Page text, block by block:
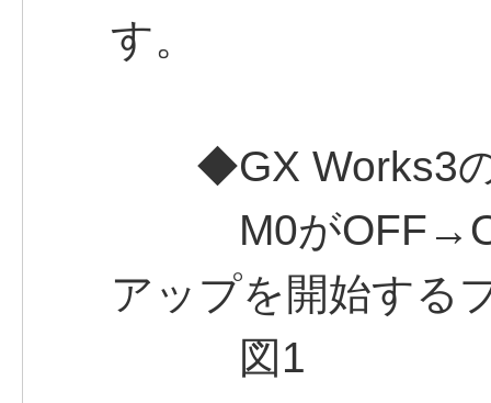
す。
◆GX Works3
M0がOFF→ON
アップを開始する
図1